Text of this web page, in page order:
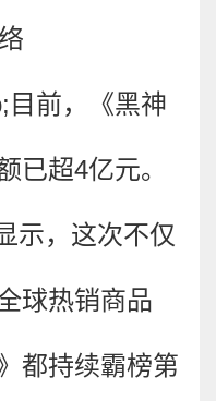
目前，《黑神
已超4亿元。
示，这次不仅
球热销商品
都持续霸榜第